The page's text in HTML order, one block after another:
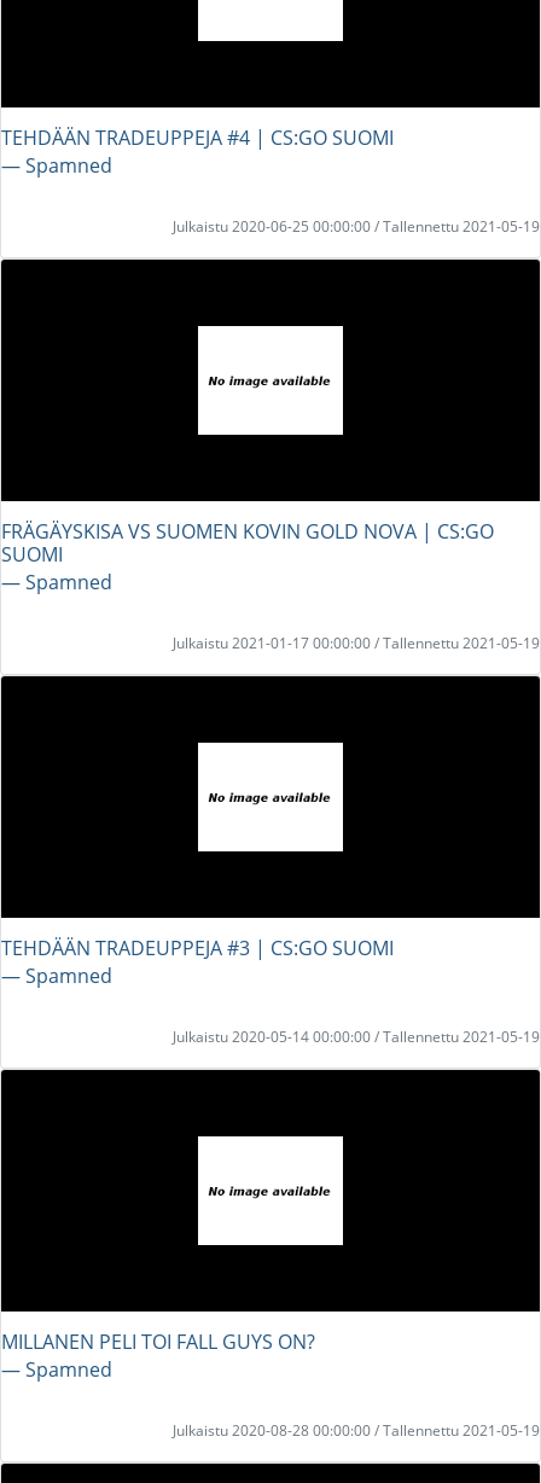
TEHDÄÄN TRADEUPPEJA #4 | CS:GO SUOMI
― Spamned
Julkaistu 2020-06-25 00:00:00 / Tallennettu 2021-05-19
FRÄGÄYSKISA VS SUOMEN KOVIN GOLD NOVA | CS:GO
SUOMI
― Spamned
Julkaistu 2021-01-17 00:00:00 / Tallennettu 2021-05-19
TEHDÄÄN TRADEUPPEJA #3 | CS:GO SUOMI
― Spamned
Julkaistu 2020-05-14 00:00:00 / Tallennettu 2021-05-19
MILLANEN PELI TOI FALL GUYS ON?
― Spamned
Julkaistu 2020-08-28 00:00:00 / Tallennettu 2021-05-19